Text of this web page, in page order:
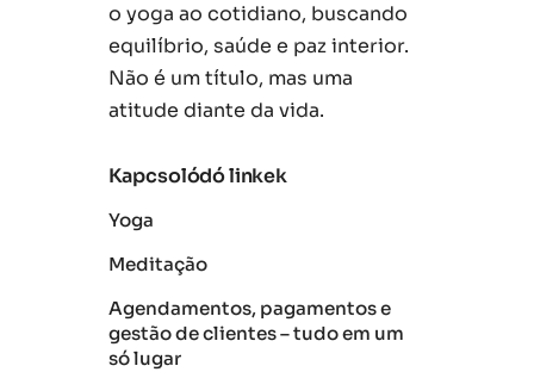
o yoga ao cotidiano, buscando
equilíbrio, saúde e paz interior.
Não é um título, mas uma
atitude diante da vida.
Kapcsolódó linkek
Yoga
Meditação
Agendamentos, pagamentos e
gestão de clientes – tudo em um
só lugar